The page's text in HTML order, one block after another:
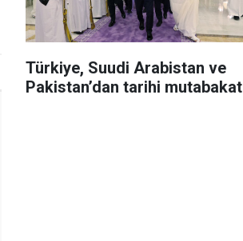
Türkiye, Suudi Arabistan ve
Pakistan’dan tarihi mutabakat